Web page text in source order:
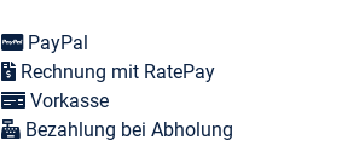
PayPal
Rechnung mit RatePay
Vorkasse
Bezahlung bei Abholung